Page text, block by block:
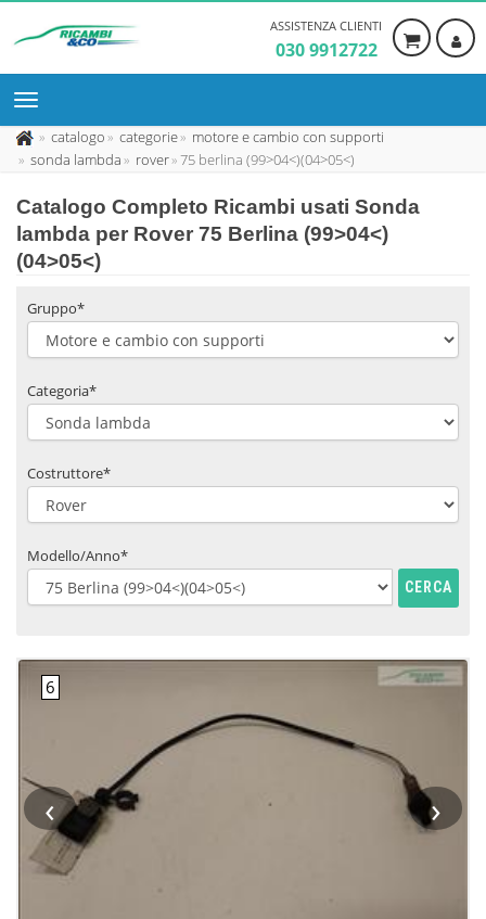
ASSISTENZA CLIENTI
030 9912722
catalogo categorie
motore e cambio con supporti
sonda lambda
rover 75 berlina (99>04<)(04>05<)
Catalogo Completo Ricambi usati Sonda
lambda per Rover 75 Berlina (99>04<)
(04>05<)
Gruppo*
Categoria*
Costruttore*
Modello/Anno*
CERCA
‹ ›